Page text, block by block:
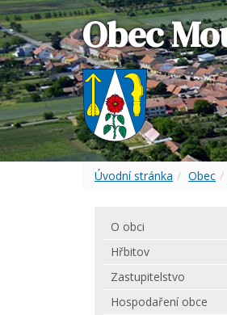
Obec
Úvodní stránka Obec
O obci
Hřbitov
Zastupitelstvo
Hospodaření obce